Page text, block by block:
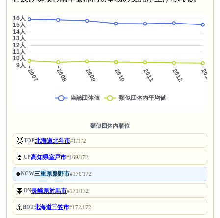
類似団体内順位
🥇TOP北海道北斗市#1/172
⏫UP高知県室戸市#169/172
●NOW三重県熊野市#170/172
⏬DN長崎県対馬市#171/172
⚓BOT北海道三笠市#172/172